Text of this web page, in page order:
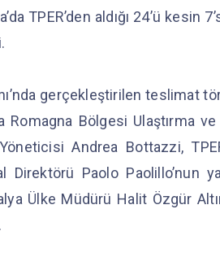
TPER’den aldığı 24’ü kesin
gerçekleştirilen teslimat
Romagna Bölgesi Ulaştırma
Andrea Bottazzi,
Direktörü Paolo Paolillo’nun
Ülke Müdürü Halit Özgür